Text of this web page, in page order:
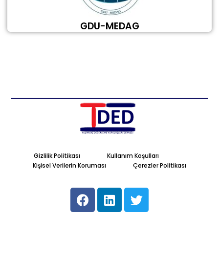
GDU-MEDAG
Gizlilik Politikası
Kullanım Koşulları
Kişisel Verilerin Koruması
Çerezler Politikası